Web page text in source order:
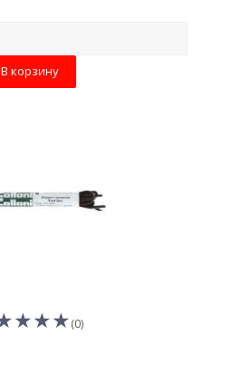
В корзину
(0)